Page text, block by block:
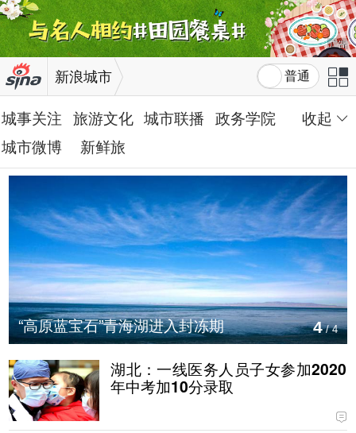
广告
普通
新浪城市
城事关注 旅游文化 城市联播 政务学院
收起
城市微博
新鲜旅
“高原蓝宝石”青海湖进入封冻期 4/4
湖北：一线医务人员子女参加2020
年中考加10分录取